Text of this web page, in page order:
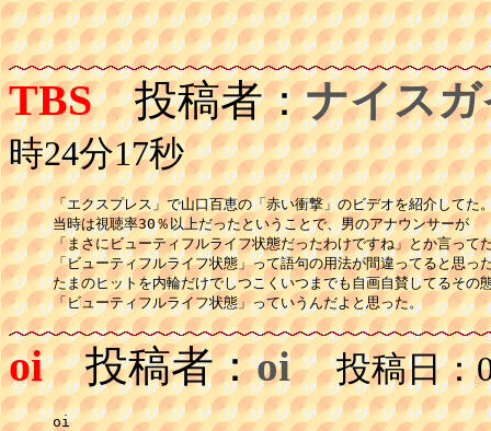
TBS投稿者：ナイス
時24分17秒
「エクスプレス」で山口百恵の「赤い衝撃」のビデオを紹介してた
当時は視聴率30％以上だったということで、男のアナウンサーが
「まさにビューティフルライフ状態だったわけですね」とか言って
「ビューティフルライフ状態」って語句の用法が間違ってると思っ
たまのヒットを内輪だけでしつこくいつまでも自画自賛してるその
oi投稿者：oi 投稿日：
oi